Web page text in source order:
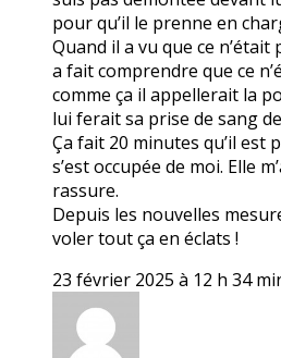
pour qu’il le prenne en
Quand il a vu que ce
a fait comprendre que ce
comme ça il appellerait la
lui ferait sa prise de sang
Ça fait 20 minutes qu’il est
s’est occupée de moi. Elle
rassure.
Depuis les nouvelles
voler tout ça en éclats !
23 février 2025 à 12 h 34